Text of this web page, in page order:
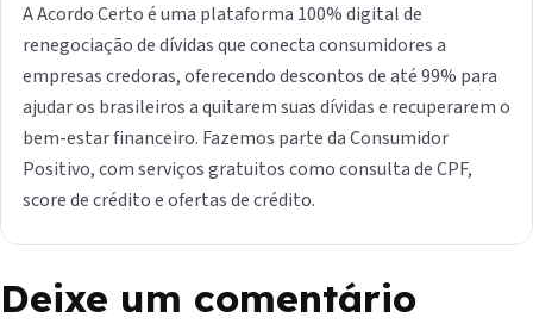
A Acordo Certo é uma plataforma 100% digital de
renegociação de dívidas que conecta consumidores a
empresas credoras, oferecendo descontos de até 99% para
ajudar os brasileiros a quitarem suas dívidas e recuperarem o
bem-estar financeiro. Fazemos parte da Consumidor
Positivo, com serviços gratuitos como consulta de CPF,
score de crédito e ofertas de crédito.
Deixe um comentário